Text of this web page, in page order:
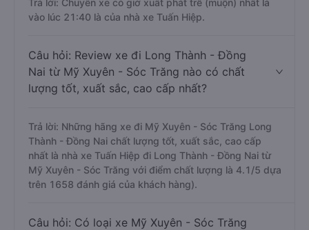
Trả lời: Chuyến xe có giờ xuất phát trễ (muộn) nhất là
vào lúc 21:40 là của nhà xe Tuấn Hiệp.
Câu hỏi: Review xe đi Long Thành - Đồng
Nai từ Mỹ Xuyên - Sóc Trăng nào có chất
lượng tốt, xuất sắc, cao cấp nhất?
Trả lời: Những hãng xe đi Mỹ Xuyên - Sóc Trăng Long
Thành - Đồng Nai chất lượng tốt, xuất sắc, cao cấp
nhất là nhà xe Tuấn Hiệp đi Long Thành - Đồng Nai từ
Mỹ Xuyên - Sóc Trăng với điểm chất lượng là 4.1/5 dựa
trên 1658 đánh giá của khách hàng).
Câu hỏi: Có loại xe Mỹ Xuyên - Sóc Trăng